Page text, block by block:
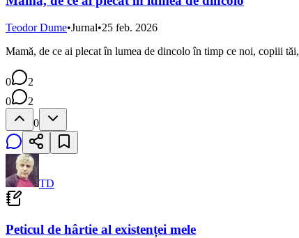
Teodor Dume•Jurnal•25 feb. 2026
Mamă, de ce ai plecat în lumea de dincolo în timp ce noi, copiii
0
2
0
2
0
TD
Peticul de hârtie al existenței mele